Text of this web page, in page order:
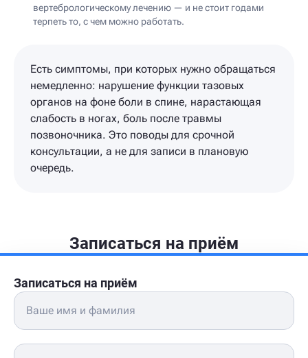
вертебрологическому лечению — и не стоит годами
терпеть то, с чем можно работать.
Есть симптомы, при которых нужно обращаться
немедленно: нарушение функции тазовых
органов на фоне боли в спине, нарастающая
слабость в ногах, боль после травмы
позвоночника. Это поводы для срочной
консультации, а не для записи в плановую
очередь.
Записаться на приём
Записаться на приём